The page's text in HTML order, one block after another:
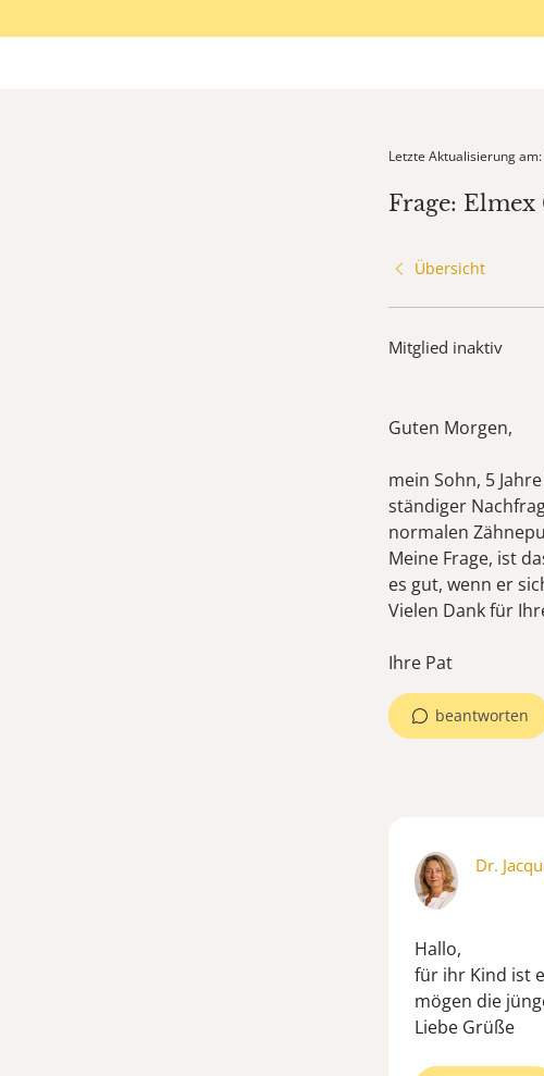
Letzte Aktualisierung
Frage: Elmex
Übersicht
Mitglied inaktiv
Guten Morgen,
mein Sohn, 5
ständiger
normalen
Meine Frage, ist
es gut, wenn er
Vielen Dank für
Ihre Pat
beantworten
Dr.
Hallo,
für ihr Kind ist
mögen die
Liebe Grüße